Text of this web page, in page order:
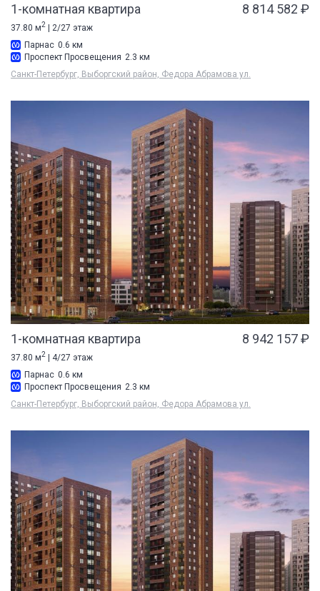
1-комнатная квартира 8 814 582 ₽
37.80 м2 | 2/27 этаж
Парнас 0.6 км
Проспект Просвещения 2.3 км
Санкт-Петербург, Выборгский район, Федора Абрамова ул.
1-комнатная квартира 8 942 157 ₽
37.80 м2
| 4/27 этаж
Парнас 0.6 км
Проспект Просвещения 2.3 км
Санкт-Петербург, Выборгский район, Федора Абрамова ул.